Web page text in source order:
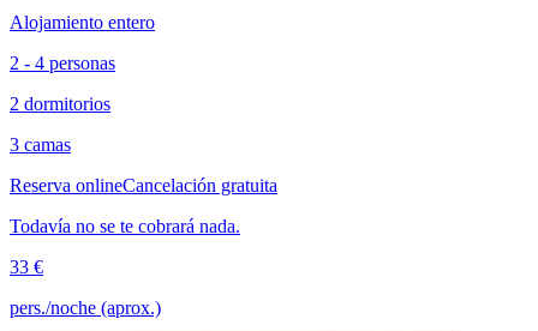
Alojamiento entero
2 - 4 personas
2 dormitorios
3 camas
Reserva onlineCancelación gratuita
Todavía no se te cobrará nada.
33 €
pers./noche (aprox.)